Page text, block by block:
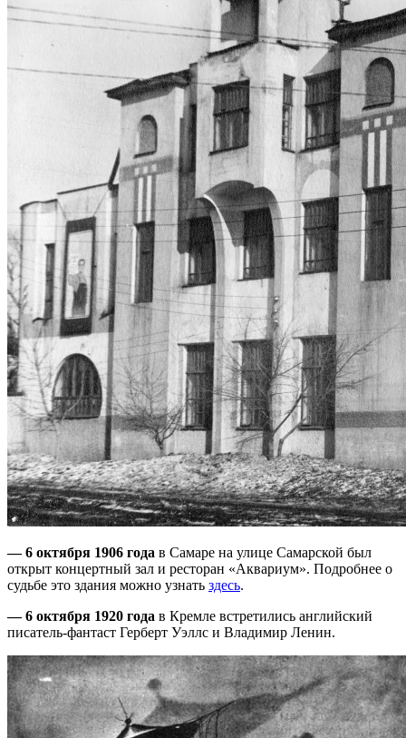
— 6 октября 1906 года в Самаре на улице Самарской был
открыт концертный зал и ресторан «Аквариум». Подробнее о
судьбе это здания можно узнать здесь.
— 6 октября 1920 года в Кремле встретились английский
писатель-фантаст Герберт Уэллс и Владимир Ленин.